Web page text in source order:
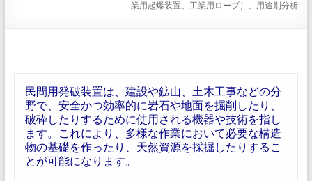
業用起爆装置、工業用ロープ）、用途別分析
民間用発破装置は、建設や鉱山、土木工事などの分
野で、安全かつ効率的に岩石や地面を掘削したり、
破砕したりするために使用される機器や技術を指し
ます。これにより、多様な作業において必要な構造
物の基礎を作ったり、天然資源を採掘したりするこ
とが可能になります。